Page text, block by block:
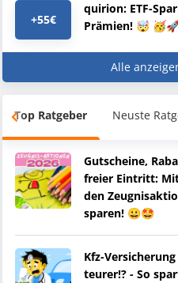
+55€
quirion: ETF-
Prämien! 🤯
Alle
Top Ratgeber Neuste
Gutscheine,
freier Eintritt:
den
sparen! 😀🤩
Kfz-Versicherung
teurer!? - So